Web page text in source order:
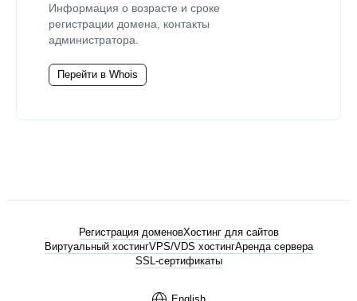
Информация о возрасте и сроке
регистрации домена, контакты
администратора.
Перейти в Whois
Регистрация доменовХостинг для сайтов
Виртуальный хостингVPS/VDS хостингАренда сервера
SSL-сертификаты